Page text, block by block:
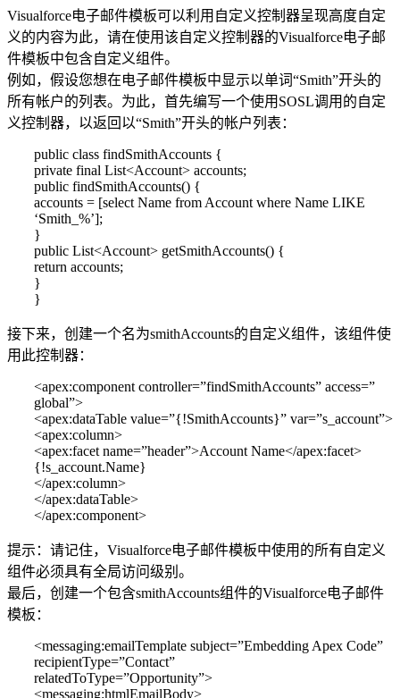
Visualforce电子邮件模板可以利用自定义控制器呈现高度自定
义的内容为此，请在使用该自定义控制器的Visualforce电子邮
件模板中包含自定义组件。
例如，假设您想在电子邮件模板中显示以单词“Smith”开头的
所有帐户的列表。为此，首先编写一个使用SOSL调用的自定
义控制器，以返回以“Smith”开头的帐户列表：
public class findSmithAccounts {
private final List<Account> accounts;
public findSmithAccounts() {
accounts = [select Name from Account where Name LIKE
‘Smith_%’];
}
public List<Account> getSmithAccounts() {
return accounts;
}
}
接下来，创建一个名为smithAccounts的自定义组件，该组件使
用此控制器：
<apex:component controller=”findSmithAccounts” access=”
global”>
<apex:dataTable value=”{!SmithAccounts}” var=”s_account”>
<apex:column>
<apex:facet name=”header”>Account Name</apex:facet>
{!s_account.Name}
</apex:column>
</apex:dataTable>
</apex:component>
提示：请记住，Visualforce电子邮件模板中使用的所有自定义
组件必须具有全局访问级别。
最后，创建一个包含smithAccounts组件的Visualforce电子邮件
模板：
<messaging:emailTemplate subject=”Embedding Apex Code”
recipientType=”Contact”
relatedToType=”Opportunity”>
<messaging:htmlEmailBody>